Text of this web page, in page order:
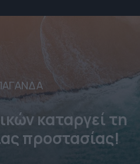
καταργεί τη
προστασίας!